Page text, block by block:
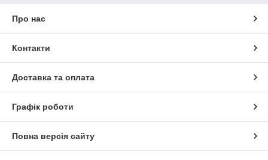
Про нас
Контакти
Доставка та оплата
Графік роботи
Повна версія сайту